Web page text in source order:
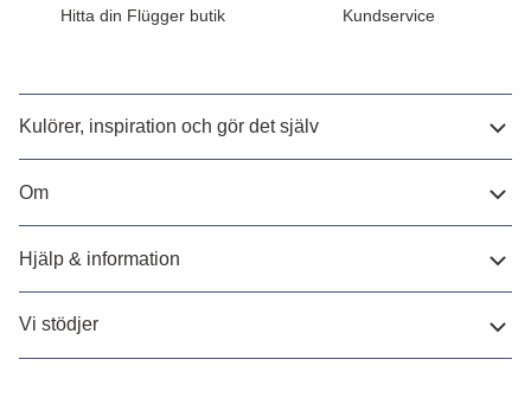
Hitta din Flügger butik Kundservice
Kulörer, inspiration och gör det själv
Om
Hjälp & information
Vi stödjer